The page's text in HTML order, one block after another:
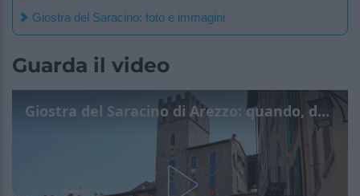
Giostra del Saracino: foto e immagini
Guarda il video
Giostra del Saracino di Arezzo: quando, dove e info